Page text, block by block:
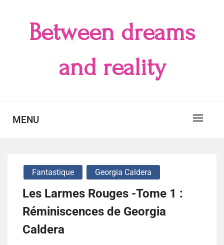
Between dreams
and reality
MENU
Fantastique Georgia Caldera
Les Larmes Rouges -Tome 1 :
Réminiscences de Georgia
Caldera